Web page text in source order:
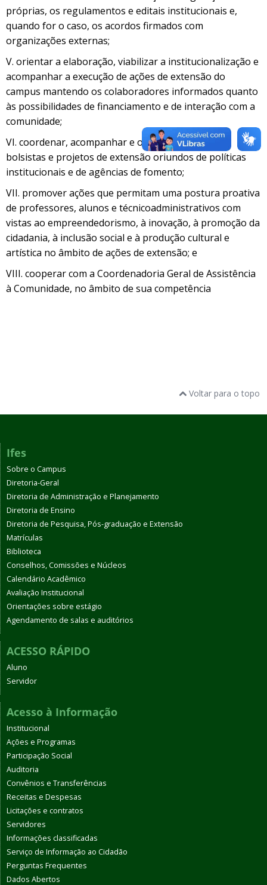
próprias, os regulamentos e editais institucionais e,
quando for o caso, os acordos firmados com
organizações externas;
V. orientar a elaboração, viabilizar a institucionalização e
acompanhar a execução de ações de extensão do
campus mantendo os colaboradores informados quanto
às possibilidades de financiamento e de interação com a
comunidade;
VI. coordenar, acompanhar e orientar a seleção de
bolsistas e projetos de extensão oriundos de políticas
institucionais e de agências de fomento;
VII. promover ações que permitam uma postura proativa
de professores, alunos e técnicoadministrativos com
vistas ao empreendedorismo, à inovação, à promoção da
cidadania, à inclusão social e à produção cultural e
artística no âmbito de ações de extensão; e
VIII. cooperar com a Coordenadoria Geral de Assistência
à Comunidade, no âmbito de sua competência
Voltar para o topo
Ifes
Sobre o Campus
Diretoria-Geral
Diretoria de Administração e Planejamento
Diretoria de Ensino
Diretoria de Pesquisa, Pós-graduação e Extensão
Matrículas
Biblioteca
Conselhos, Comissões e Núcleos
Calendário Acadêmico
Avaliação Institucional
Orientações sobre estágio
Agendamento de salas e auditórios
ACESSO RÁPIDO
Aluno
Servidor
Acesso à Informação
Institucional
Ações e Programas
Participação Social
Auditoria
Convênios e Transferências
Receitas e Despesas
Licitações e contratos
Servidores
Informações classificadas
Serviço de Informação ao Cidadão
Perguntas Frequentes
Dados Abertos